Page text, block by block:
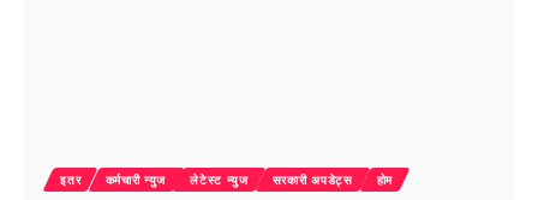
इतर कर्मचारी न्युज लेटेस्ट न्युज सरकारी अपडेट्स होम